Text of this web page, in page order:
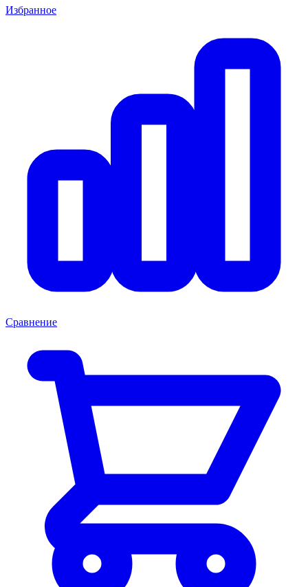
Избранное
Сравнение